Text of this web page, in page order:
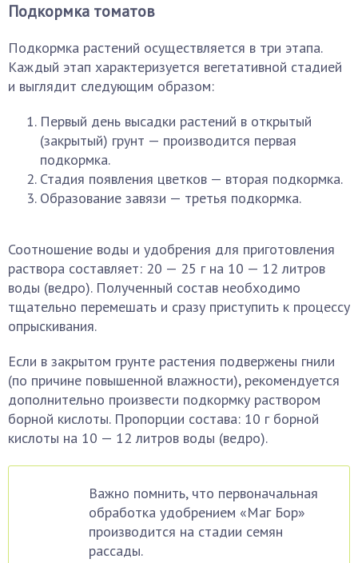
Подкормка томатов
Подкормка растений осуществляется в три этапа.
Каждый этап характеризуется вегетативной стадией
и выглядит следующим образом:
Первый день высадки растений в открытый
(закрытый) грунт — производится первая
подкормка.
Стадия появления цветков — вторая подкормка.
Образование завязи — третья подкормка.
Соотношение воды и удобрения для приготовления
раствора составляет: 20 — 25 г на 10 — 12 литров
воды (ведро). Полученный состав необходимо
тщательно перемешать и сразу приступить к процессу
опрыскивания.
Если в закрытом грунте растения подвержены гнили
(по причине повышенной влажности), рекомендуется
дополнительно произвести подкормку раствором
борной кислоты. Пропорции состава: 10 г борной
кислоты на 10 — 12 литров воды (ведро).
Важно помнить, что первоначальная
обработка удобрением «Маг Бор»
производится на стадии семян
рассады.